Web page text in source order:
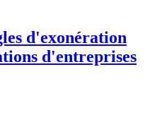
d'exonération
d'entreprises